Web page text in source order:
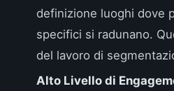
definizione luoghi dove
specifici si radunano.
del lavoro di
Alto Livello di